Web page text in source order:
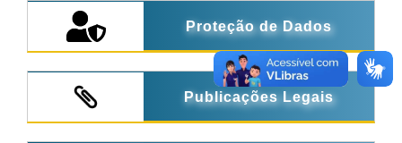
Proteção de Dados
Publicações Legais